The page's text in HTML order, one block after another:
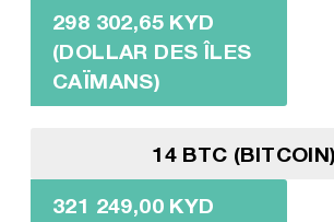
298 302,65 KYD
(DOLLAR DES ÎLES
CAÏMANS)
14 BTC (BITCOIN)
321 249,00 KYD